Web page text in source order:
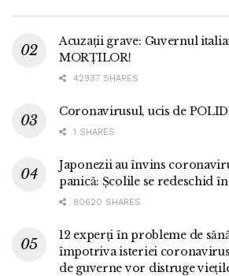
Acuzații grave: Guvernul
MORȚILOR!
42937 SHARES
Coronavirusul, ucis de
1 SHARES
Japonezii au învins
panică: Școlile se redeschid
80620 SHARES
12 experți în probleme de
împotriva isteriei
de guverne vor distruge